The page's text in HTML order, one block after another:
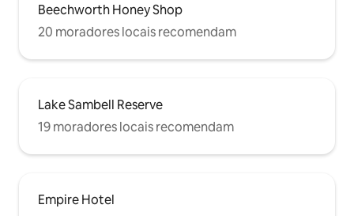
Beechworth Honey Shop
20 moradores locais recomendam
Lake Sambell Reserve
19 moradores locais recomendam
Empire Hotel